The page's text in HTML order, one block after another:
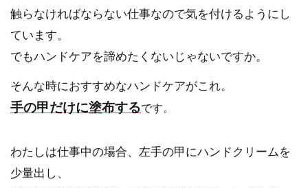
触らなければならない仕事なので気を付けるようにし
ています。
でもハンドケアを諦めたくないじゃないですか。
そんな時におすすめなハンドケアがこれ。
手の甲だけに塗布するです。
わたしは仕事中の場合、左手の甲にハンドクリームを
少量出し、